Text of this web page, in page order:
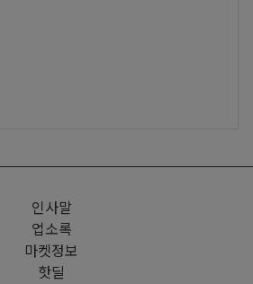
인사말
업소록
마켓정보
핫딜